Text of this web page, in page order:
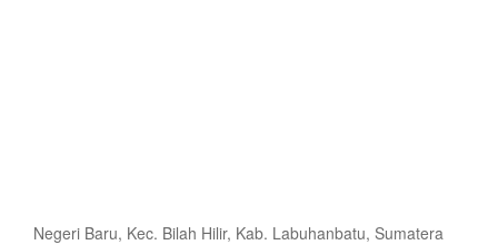
Negeri Baru, Kec. Bilah Hilir, Kab. Labuhanbatu, Sumatera